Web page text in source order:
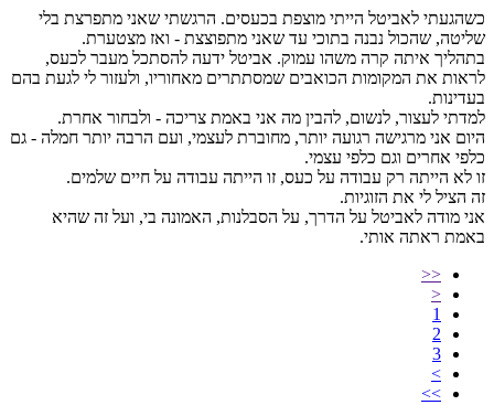
כשהגעתי לאביטל הייתי מוצפת בכעסים. הרגשתי שאני מתפרצת בלי
שליטה, שהכול נבנה בתוכי עד שאני מתפוצצת - ואז מצטערת.
בתהליך איתה קרה משהו עמוק. אביטל ידעה להסתכל מעבר לכעס,
לראות את המקומות הכואבים שמסתתרים מאחוריו, ולעזור לי לגעת בהם
בעדינות.
למדתי לעצור, לנשום, להבין מה אני באמת צריכה - ולבחור אחרת.
היום אני מרגישה רגועה יותר, מחוברת לעצמי, ועם הרבה יותר חמלה - גם
כלפי אחרים וגם כלפי עצמי.
זו לא הייתה רק עבודה על כעס, זו הייתה עבודה על חיים שלמים.
זה הציל לי את הזוגיות.
אני מודה לאביטל על הדרך, על הסבלנות, האמונה בי, ועל זה שהיא
באמת ראתה אותי.
<<
<
1
2
3
>
>>